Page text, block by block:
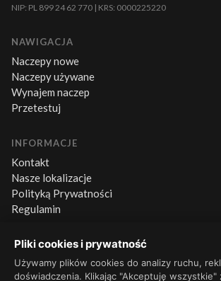
Pliki cookies i prywatność
Używamy plików cookies do analizy ruchu,
doświadczenia. Klikając "Akceptuję wszystkie"
NIP: PL 899 24 62 770 | KRS: 0000225220
NAWIGACJA
Naczepy nowe
Naczepy używane
Wynajem naczep
Przetestuj
INFORMACJE
Kontakt
Nasze lokalizacje
Polityką Prywatności
Regulamin
KONTAKT
+48 660 500 600